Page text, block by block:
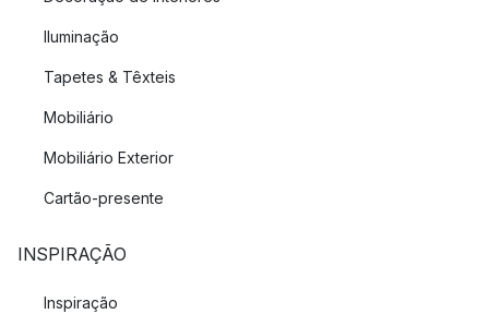
Iluminação
Tapetes & Têxteis
Mobiliário
Mobiliário Exterior
Cartão-presente
INSPIRAÇÃO
Inspiração